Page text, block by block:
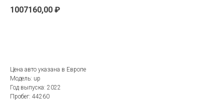
1007160,00 ₽
Цена авто указана в Европе
Модель: up
Год выпуска: 2022
Пробег: 44260